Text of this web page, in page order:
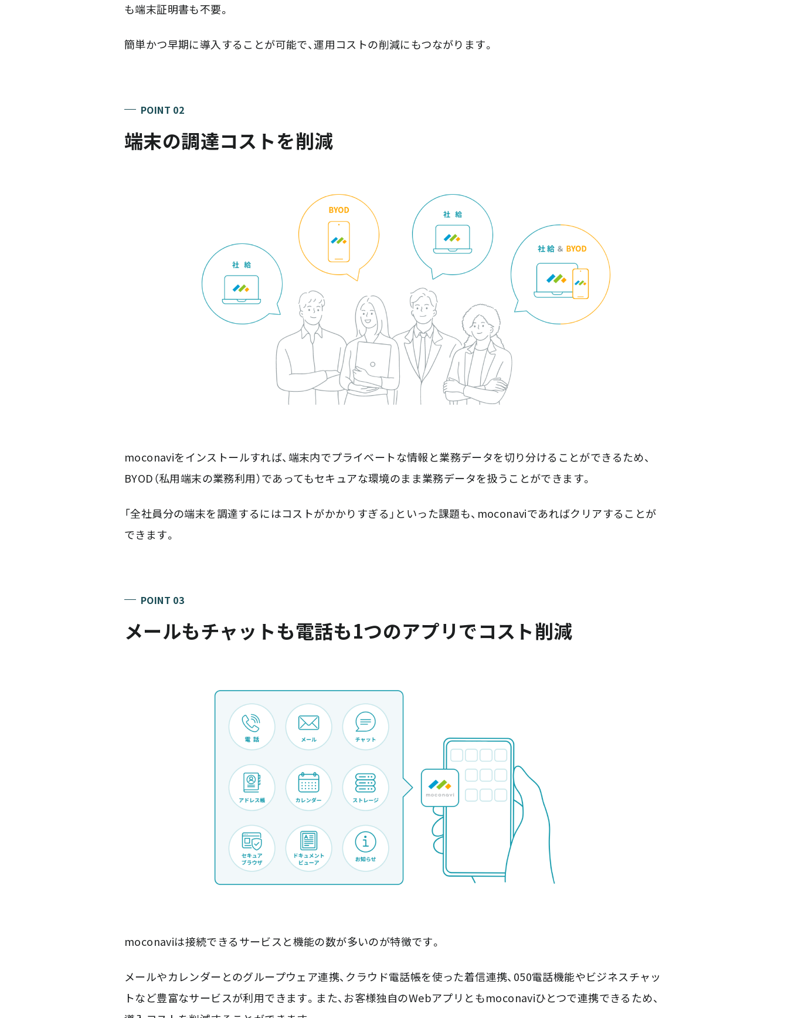
も端末証明書も不要。
簡単かつ早期に導入することが可能で、運用コストの削減にもつながります。
POINT 02
端末の調達コストを削減
moconaviをインストールすれば、端末内でプライベートな情報と業務データを切り分けることができるため、
BYOD（私用端末の業務利用）であってもセキュアな環境のまま業務データを扱うことができます。
「全社員分の端末を調達するにはコストがかかりすぎる」といった課題も、moconaviであればクリアすることが
できます。
POINT 03
メールもチャットも電話も1つのアプリでコスト削減
moconaviは接続できるサービスと機能の数が多いのが特徴です。
メールやカレンダーとのグループウェア連携、クラウド電話帳を使った着信連携、050電話機能やビジネスチャッ
トなど豊富なサービスが利用できます。また、お客様独自のWebアプリともmoconaviひとつで連携できるため、